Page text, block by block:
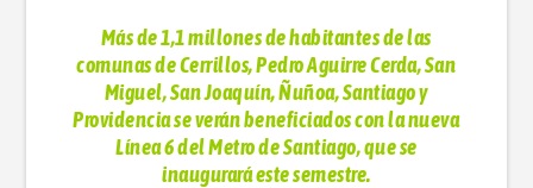
Más de 1,1 millones de habitantes de las
comunas de Cerrillos, Pedro Aguirre Cerda, San
Miguel, San Joaquín, Ñuñoa, Santiago y
Providencia se verán beneficiados con la nueva
Línea 6 del Metro de Santiago, que se
inaugurará este semestre.